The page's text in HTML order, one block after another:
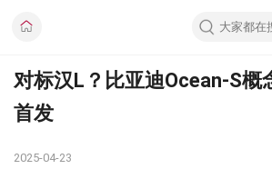
对标汉L？比亚迪Ocean-S概
首发
2025-04-23